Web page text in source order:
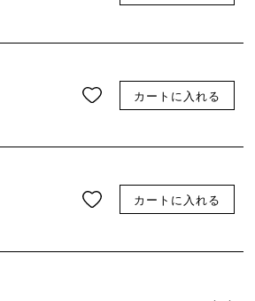
カートに入れる
カートに入れる